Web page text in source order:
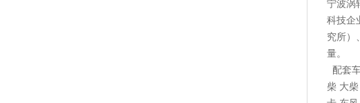
宁波涡
科技企
究所）
量。
配套
柴 大